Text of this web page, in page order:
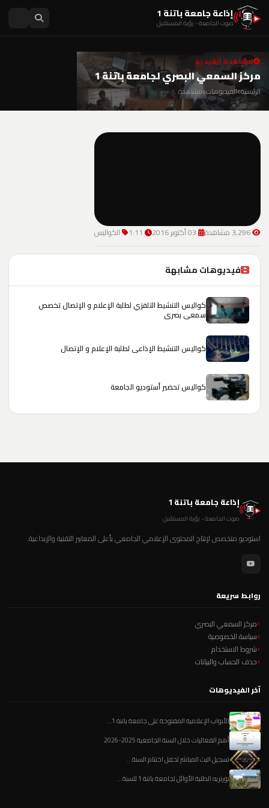
إذاعة جامعة باتنة 1
صوت الجامعة - رؤية المستقبل
مشاهدة الفيديو
مركز السمعي البصري لجامعة باتنة 1
الرئيسية الفيديوهات مشاهدة
الكواليس
فيديوهات مشابهة
كواليس التنشيط التلفزي لطلبة الإعلام و الإتصال تخصص
سمعي بصري
كواليس التنشيط الإذاعي لطلبة الإعلام و الإتصال
كواليس تحضير أستوديو الجامعة
إذاعة جامعة باتنة 1
صوت الجامعة - رؤية المستقبل
استوديو متخصص لإنتاج المحتوى الإعلامي الجامعي بأعلى المعايير التقنية والإبداعية.
روابط سريعة
مركز السمعي البصري
سياسة الخصوصية
شروط الاستخدام
حذف الحساب والبيانات
آخر الفيديوهات
الأبواب الإعلامية المفتوحة على جامعة باتنة 1...
أهم الفعاليات خلال السنة الجامعية 2025-2026
تسجيل البث المباشر لحفل اختتام السنة...
بورتريه الطلبة الأوائل لجامعة باتنة 1 للسنة...